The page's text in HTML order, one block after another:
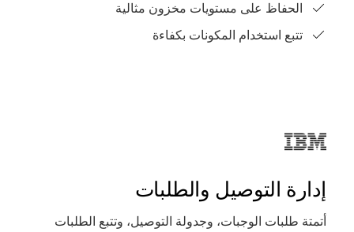
الحفاظ على مستويات مخزون مثالية
تتبع استخدام المكونات بكفاءة
إدارة التوصيل والطلبات
أتمتة طلبات الوجبات، وجدولة التوصيل، وتتبع الطلبات